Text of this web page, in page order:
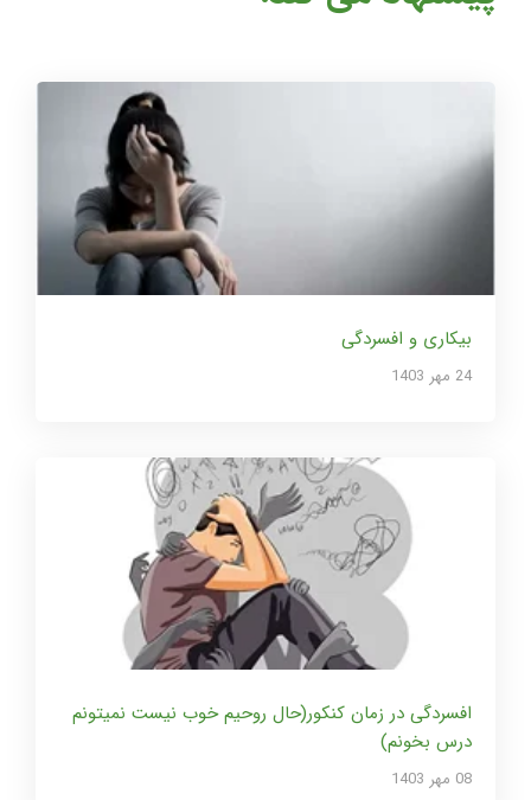
بیکاری و افسردگی
24 مهر 1403
افسردگی در زمان کنکور(حال روحیم خوب نیست نمیتونم
درس بخونم)
08 مهر 1403